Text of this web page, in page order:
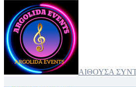
ΑΙΘΟΥΣΑ